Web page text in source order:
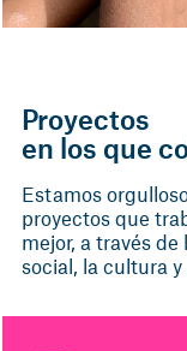
Proyectos
en los que
Estamos
proyectos que
mejor, a través
social, la cultura